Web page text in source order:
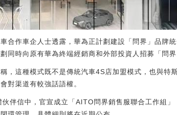
合作車企人士透露，華為正計劃建設「問界」品牌
同時向原有華為終端經銷商和外部投資人招募「問
，這種模式既不是傳統汽車4S店加盟模式，也與特
對渠道有較強話語權。
伴信中，官宣成立「AITO問界銷售服聯合工作組